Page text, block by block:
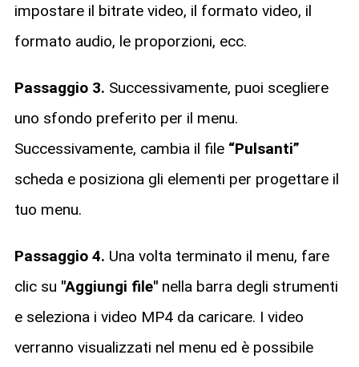
impostare il bitrate video, il formato video, il
formato audio, le proporzioni, ecc.
Passaggio 3. Successivamente, puoi scegliere
uno sfondo preferito per il menu.
Successivamente, cambia il file “Pulsanti”
scheda e posiziona gli elementi per progettare il
tuo menu.
Passaggio 4. Una volta terminato il menu, fare
clic su "Aggiungi file"nella barra degli strumenti
e seleziona i video MP4 da caricare. I video
verranno visualizzati nel menu ed è possibile